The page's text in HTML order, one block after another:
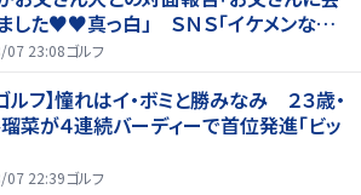
した♥♥真っ白」 ＳＮＳ「イケメンなお
「白戸家入りするんですか？」
07 23:08ゴルフ
ルフ】憧れはイ・ボミと勝みなみ ２３歳・
菜が４連続バーディーで首位発進「ビッ
07 22:39ゴルフ